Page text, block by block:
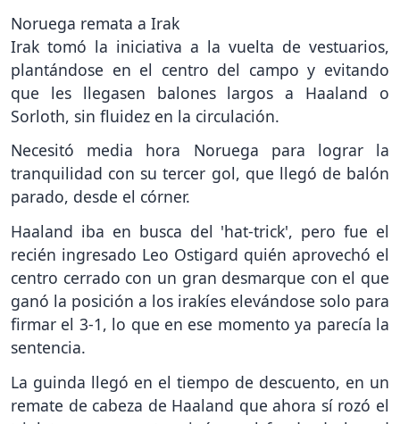
Noruega remata a Irak
Irak tomó la iniciativa a la vuelta de vestuarios,
plantándose en el centro del campo y evitando
que les llegasen balones largos a Haaland o
Sorloth, sin fluidez en la circulación.
Necesitó media hora Noruega para lograr la
tranquilidad con su tercer gol, que llegó de balón
parado, desde el córner.
Haaland iba en busca del 'hat-trick', pero fue el
recién ingresado Leo Ostigard quién aprovechó el
centro cerrado con un gran desmarque con el que
ganó la posición a los irakíes elevándose solo para
firmar el 3-1, lo que en ese momento ya parecía la
sentencia.
La guinda llegó en el tiempo de descuento, en un
remate de cabeza de Haaland que ahora sí rozó el